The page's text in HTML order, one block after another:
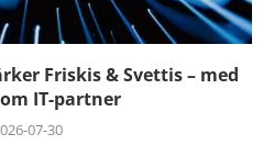
Friskis & Svettis – med
IT-partner
07-30